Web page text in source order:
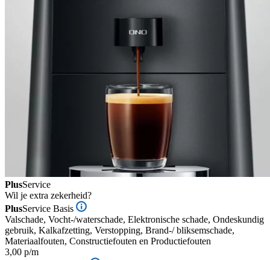
PlusService
Wil je extra zekerheid?
PlusService Basis
Valschade, Vocht-/waterschade, Elektronische schade, Ondeskundig
gebruik, Kalkafzetting, Verstopping, Brand-/ bliksemschade,
Materiaalfouten, Constructiefouten en Productiefouten
3,00 p/m